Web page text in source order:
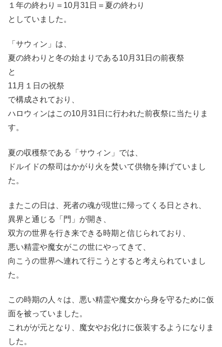
１年の終わり＝10月31日＝夏の終わり
としていました。
「サウィン」は、
夏の終わりと冬の始まりである10月31日の前夜祭
と
11月１日の祝祭
で構成されており、
ハロウィンはこの10月31日に行われた前夜祭に当たりま
す。
夏の収穫祭である「サウィン」では、
ドルイドの祭司はかがり火を焚いて供物を捧げていまし
た。
またこの日は、死者の魂が現世に帰ってくる日とされ、
異界と通じる「門」が開き、
双方の世界を行き来できる時期と信じられており、
悪い精霊や魔女がこの世にやってきて、
向こうの世界へ連れて行こうとすると考えられていまし
た。
この時期の人々は、悪い精霊や魔女から身を守るために仮
面を被っていました。
これがが元となり、魔女やお化けに仮装するようになりま
した。